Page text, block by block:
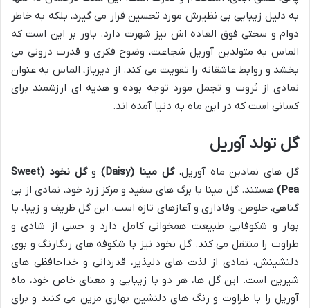
به دلیل زیبایی بی نظیرش مورد تحسین قرار می گیرد، بلکه به خاطر
دوام و سختی فوق العاده اش نیز شهرت دارد. باور بر این است که
الماس به متولدین آوریل شجاعت، وضوح فکری و قدرت درونی می
بخشد و روابط عاشقانه را تقویت می کند. از دیرباز، الماس به عنوان
نمادی از ثروت و تجمل مورد توجه بوده و هدیه ای ارزشمند برای
کسانی است که در این ماه به دنیا آمده اند.
گل تولد آوریل
گل های نمادین ماه آوریل،گل مینا (Daisy) و
گل نخود (Sweet
Pea) هستند. گل مینا با برگ های سفید و مرکز زرد خود، نمادی از بی
گناهی، خلوص، وفاداری و آغازهای تازه است. این گل ظریف و زیبا، با
بهار و شکوفایی طبیعت همخوانی کامل دارد و حسی از شادی و
طراوت را منتقل می کند. گل نخود نیز با شکوفه های رنگارنگ و بوی
دلنشینش، نمادی از لذت های دلپذیر، قدردانی و خداحافظی های
شیرین است. این گل ها، هر دو با زیبایی و معنای خاص خود، ماه
آوریل را با طراوت و رنگ های دلنشین بهاری مزین می کنند و برای